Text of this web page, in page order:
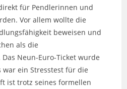
für Pendlerinnen und
Vor allem wollte die
beweisen und
als die
Neun-Euro-Ticket wurde
ein Stresstest für die
ist trotz seines formellen